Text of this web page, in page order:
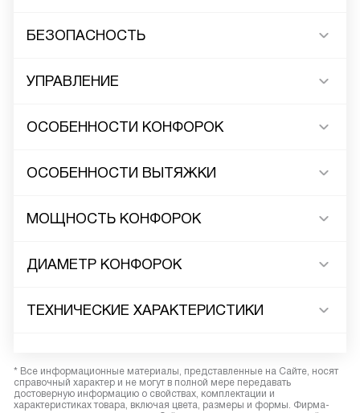
БЕЗОПАСНОСТЬ
УПРАВЛЕНИЕ
ОСОБЕННОСТИ КОНФОРОК
ОСОБЕННОСТИ ВЫТЯЖКИ
МОЩНОСТЬ КОНФОРОК
ДИАМЕТР КОНФОРОК
ТЕХНИЧЕСКИЕ ХАРАКТЕРИСТИКИ
* Все информационные материалы, представленные на Сайте, носят
справочный характер и не могут в полной мере передавать
достоверную информацию о свойствах, комплектации и
характеристиках товара, включая цвета, размеры и формы. Фирма-